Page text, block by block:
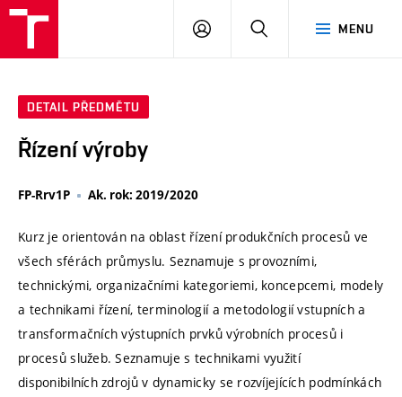
MENU
PŘIHLÁSIT
DETAIL PŘEDMĚTU
Řízení výroby
FP-Rrv1P Ak. rok: 2019/2020
Kurz je orientován na oblast řízení produkčních procesů ve
všech sférách průmyslu. Seznamuje s provozními,
technickými, organizačními kategoriemi, koncepcemi, modely
a technikami řízení, terminologií a metodologií vstupních a
transformačních výstupních prvků výrobních procesů i
procesů služeb. Seznamuje s technikami využití
disponibilních zdrojů v dynamicky se rozvíjejících podmínkách